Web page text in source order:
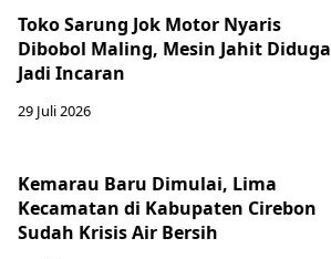
Toko Sarung Jok Motor Nyaris
Dibobol Maling, Mesin Jahit Diduga
Jadi Incaran
29 Juli 2026
Kemarau Baru Dimulai, Lima
Kecamatan di Kabupaten Cirebon
Sudah Krisis Air Bersih